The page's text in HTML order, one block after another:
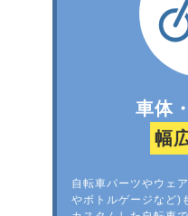
車体
幅
自転車パーツやウェ
やボトルゲージなど)